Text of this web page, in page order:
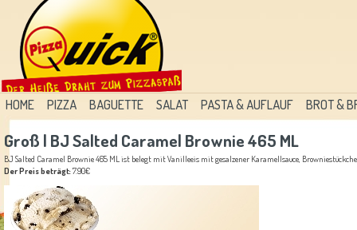
HOME PIZZA BAGUETTE SALAT PASTA & AUFLAUF BROT &
Groß | BJ Salted Caramel Brownie 465 ML
BJ Salted Caramel Brownie 465 ML ist belegt mit Vanilleeis mit gesalzener Karamellsauce,
Der Preis beträgt:7.90€